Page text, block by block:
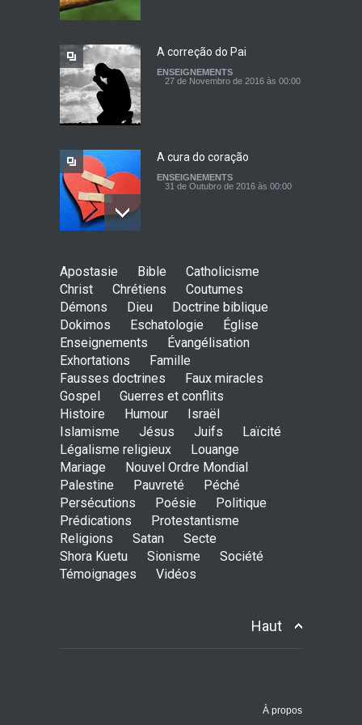
O Céu
A correção do Pai
ENSEIGNEMENTS
27 de Novembro de 2016 às 00:00
A cura do coração
ENSEIGNEMENTS
31 de Outubro de 2016 às 00:00
ENSEIGNEMENTS
18 de Setembro de 2016 às 00:00
Senhor, quebra o meu
coração incircunciso!
ENSEIGNEMENTS
28 de Agosto de 2016 às 00:00
A visão
ENSEIGNEMENTS
26 de Junho de 2016 às 00:00
O Senhor está mesmo
1 de Maio de 2016 às 00:00
27 de Março de 2016 às 00:00
Apostasie Bible
Catholicisme
Christ
Chrétiens
Coutumes
Démons
Dieu
Doctrine biblique
Dokimos
Eschatologie
Église
Enseignements
Évangélisation
Exhortations
Famille
Fausses doctrines
Faux miracles
Gospel
Guerres et conflits
Histoire
Humour
Israël
Islamisme
Jésus Juifs
Laïcité
Légalisme religieux
Louange
Mariage
Nouvel Ordre Mondial
Palestine
Pauvreté
Péché
Persécutions
Poésie
Politique
Prédications
Protestantisme
Religions
Satan
Secte
Shora Kuetu
Sionisme
Société
Témoignages
Vidéos
Haut
À propos